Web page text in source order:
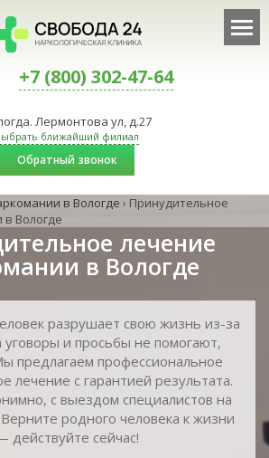
+7 (800) 302-47-64
Лермонтова ул, д.27
ближайший филиал
Обратный звонок
в Вологде › Принудительное
Вологде
лечение
в Вологде
разрушает свою жизнь из-за
уговоры и просьбы не помогают,
предлагаем профессиональное
лечение с гарантией результата.
с выездом специалистов на
родного человека к жизни
действуйте сейчас!